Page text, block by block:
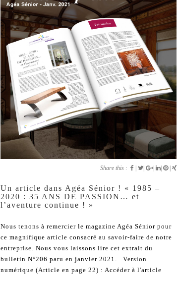
Share this : | | | | |
Un article dans Agéa Sénior ! « 1985 –
2020 : 35 ANS DE PASSION… et
l’aventure continue ! »
Nous tenons à remercier le magazine Agéa Sénior pour
ce magnifique article consacré au savoir-faire de notre
entreprise. Nous vous laissons lire cet extrait du
bulletin N°206 paru en janvier 2021. Version
numérique (Article en page 22) : Accéder à l'article